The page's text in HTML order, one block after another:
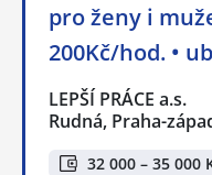
pro ženy i
200Kč/hod. •
LEPŠÍ PRÁCE a.s.
Rudná, Praha-
32 000 – 35 000